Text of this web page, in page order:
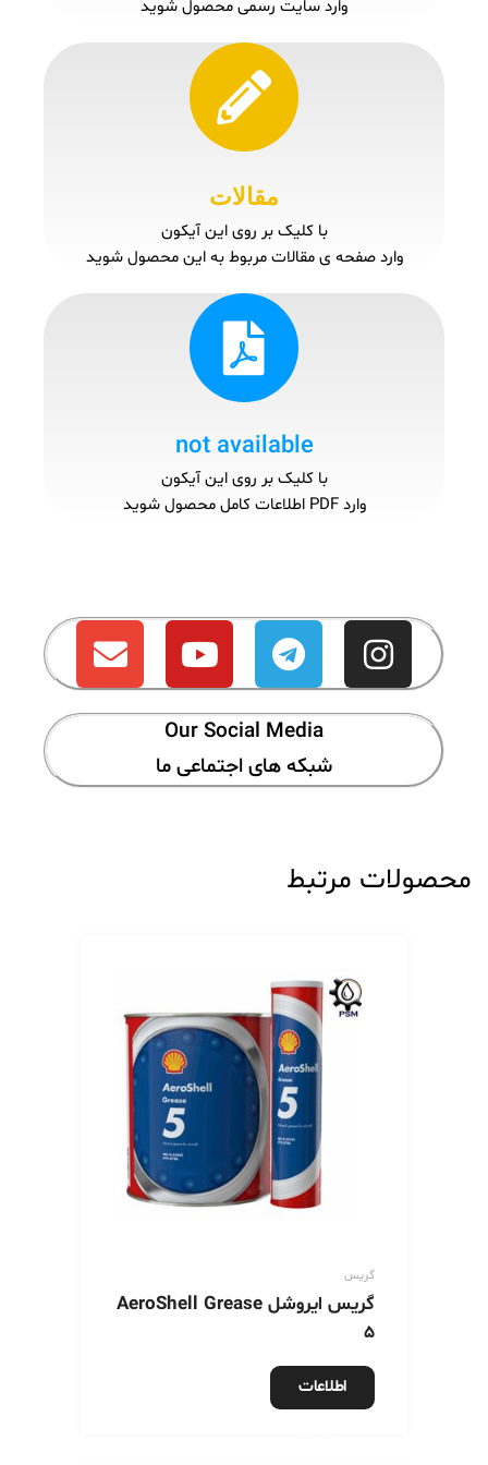
وارد سایت رسمی محصول شوید
مقالات
با کلیک بر روی این آیکون
وارد صفحه ی مقالات مربوط به این محصول شوید
not available
با کلیک بر روی این آیکون
وارد PDF اطلاعات کامل محصول شوید
Our Social Media
شبکه های اجتماعی ما
محصولات مرتبط
گریس
گریس ایروشل AeroShell Grease
5
اطلاعات